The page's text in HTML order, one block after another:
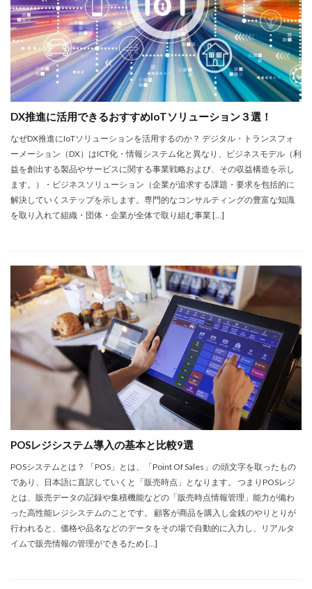
DX推進に活用できるおすすめIoTソリューション３選！
なぜDX推進にIoTソリューションを活用するのか？ デジタル・トランスフォ
ーメーション（DX）はICT化・情報システム化と異なり、ビジネスモデル（利
益を創出する製品やサービスに関する事業戦略および、その収益構造を示し
ます。）・ビジネスソリューション（企業が追求する課題・要求を包括的に
解決していくステップを示します。専門的なコンサルティングの豊富な知識
を取り入れて組織・団体・企業が全体で取り組む事業 […]
POSレジシステム導入の基本と比較9選
POSシステムとは？ 「POS」とは、「Point Of Sales」の頭文字を取ったもの
であり、日本語に直訳していくと「販売時点」となります。 つまりPOSレジ
とは、販売データの記録や集積機能などの「販売時点情報管理」能力が備わ
った高性能レジシステムのことです。 顧客が商品を購入し金銭のやりとりが
行われると、価格や品名などのデータをその場で自動的に入力し、リアルタ
イムで販売情報の管理ができるため […]
Misoca
EC DX推進できない組織
NFT
board
3D映画 5G AI
AirCloset
Amazon
API AWS BI
BIM/CIM
bitbucket
Broadcast DX人財 bubble
CG
chatwork
CI/CD CO2削減
Concur
docusign
DWH DXプロジェクト
DXレポート
DX人材
moneyforward
鹿島建設
シュレディンガーの猫
オンライン授業
アジャイル組織
アダプティブラーニング
アニーリング型
アフリカ
アメリカ
オンライン配信
アサヒグループ
カーボンニュートラル
キャッシュレス
グッチ
クラウド
グリーン成長戦略
グリーン水素
ゲート型
サーバレス
サービス
サステナビリティ
サプライチェーン
アジア
アサヒ
Okage stripe P2E
POS
POSシステム
RaQool S3
salesforce
slack SNS
SORABITO
SREホールディングス
tableau zoom
taske
wrike
zapier DX nocode
検索